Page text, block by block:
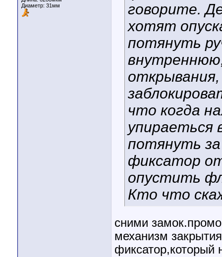
Диаметр: 31мм
говорите.
хотят
потянуть
что когда
упираеться
потянуть
фиксатор
опустить
Кто что
сними
механизм
фиксатор,который